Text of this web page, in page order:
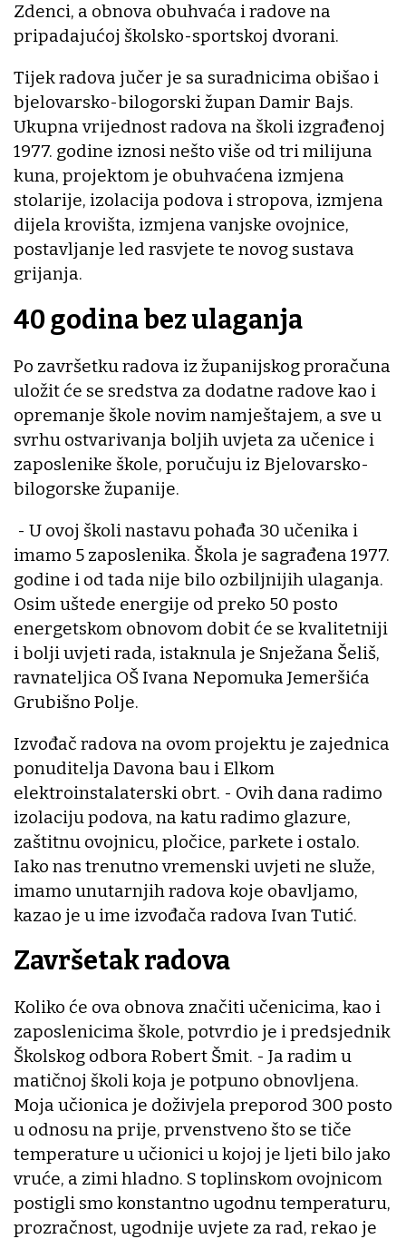
Zdenci, a obnova obuhvaća i radove na
pripadajućoj školsko-sportskoj dvorani.
Tijek radova jučer je sa suradnicima obišao i
bjelovarsko-bilogorski župan Damir Bajs.
Ukupna vrijednost radova na školi izgrađenoj
1977. godine iznosi nešto više od tri milijuna
kuna, projektom je obuhvaćena izmjena
stolarije, izolacija podova i stropova, izmjena
dijela krovišta, izmjena vanjske ovojnice,
postavljanje led rasvjete te novog sustava
grijanja.
40 godina bez ulaganja
Po završetku radova iz županijskog proračuna
uložit će se sredstva za dodatne radove kao i
opremanje škole novim namještajem, a sve u
svrhu ostvarivanja boljih uvjeta za učenice i
zaposlenike škole, poručuju iz Bjelovarsko-
bilogorske županije.
- U ovoj školi nastavu pohađa 30 učenika i
imamo 5 zaposlenika. Škola je sagrađena 1977.
godine i od tada nije bilo ozbiljnijih ulaganja.
Osim uštede energije od preko 50 posto
energetskom obnovom dobit će se kvalitetniji
i bolji uvjeti rada, istaknula je Snježana Šeliš,
ravnateljica OŠ Ivana Nepomuka Jemeršića
Grubišno Polje.
Izvođač radova na ovom projektu je zajednica
ponuditelja Davona bau i Elkom
elektroinstalaterski obrt. - Ovih dana radimo
izolaciju podova, na katu radimo glazure,
zaštitnu ovojnicu, pločice, parkete i ostalo.
Iako nas trenutno vremenski uvjeti ne služe,
imamo unutarnjih radova koje obavljamo,
kazao je u ime izvođača radova Ivan Tutić.
Završetak radova
Koliko će ova obnova značiti učenicima, kao i
zaposlenicima škole, potvrdio je i predsjednik
Školskog odbora Robert Šmit. - Ja radim u
matičnoj školi koja je potpuno obnovljena.
Moja učionica je doživjela preporod 300 posto
u odnosu na prije, prvenstveno što se tiče
temperature u učionici u kojoj je ljeti bilo jako
vruće, a zimi hladno. S toplinskom ovojnicom
postigli smo konstantno ugodnu temperaturu,
prozračnost, ugodnije uvjete za rad, rekao je